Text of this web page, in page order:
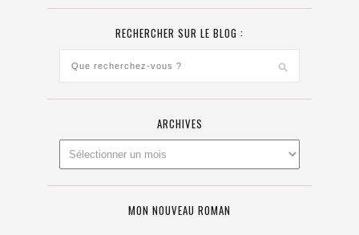
RECHERCHER SUR LE BLOG :
ARCHIVES
MON NOUVEAU ROMAN